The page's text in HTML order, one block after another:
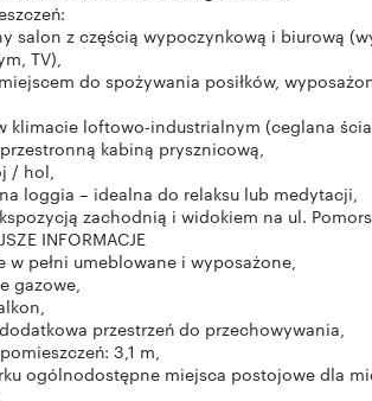
salon z częścią wypoczynkową i biurową
TV),
do spożywania posiłków,
klimacie loftowo-industrialnym (ceglana
przestronną kabiną prysznicową,
/ hol,
loggia – idealna do relaksu lub medytacji,
zachodnią i widokiem na ul.
INFORMACJE
w pełni umeblowane i wyposażone,
gazowe,
przestrzeń do przechowywania,
3,1 m,
ogólnodostępne miejsca postojowe dla